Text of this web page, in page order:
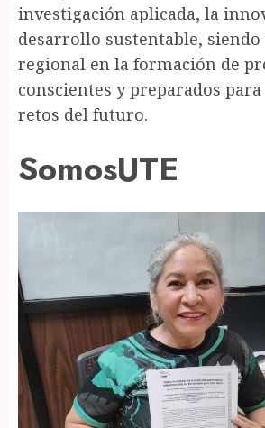
investigación aplicada, la
desarrollo sustentable,
regional en la formación de
conscientes y preparados
retos del futuro.
SomosUTE